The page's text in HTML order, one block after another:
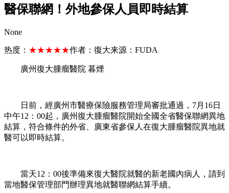
醫保聯網！外地參保人員即時結算
None
热度： ★★★★★作者： 復大来源： FUDA
廣州復大腫瘤醫院 暮煙
日前，經廣州市醫療保險服務管理局審批通過，7月16日
中午12：00起，廣州復大腫瘤醫院開始全國全省醫保聯網異地
結算，符合條件的外省、廣東省參保人在復大腫瘤醫院異地就
醫可以即時結算。
當天12：00後準備來復大醫院就醫的新老國內病人，請到
當地醫保管理部門辦理異地就醫聯網結算手續。